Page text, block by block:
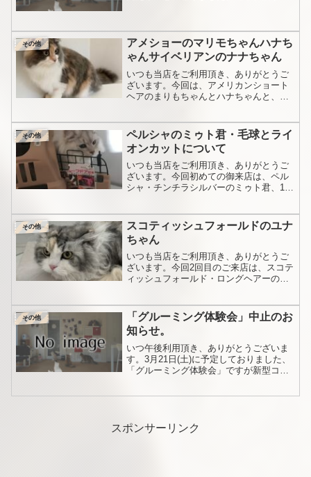
何度も購入しては買い替えるを繰り返し
てきました。当店のモデル...
その他
アメショーのマリモちゃんハナち
ゃんサイベリアンのナナちゃん
いつも当店をご利用頂き、ありがとうご
ざいます。今回は、アメリカンショート
ヘアのまりもちゃんとハナちゃんと、新
ゃんは、1歳の女の子です。ダイリュート
キャリコのきれいな子で...
その他
ペルシャのミゥト君・毛球とライ
オンカットについて
いつも当店をご利用頂き、ありがとうご
ざいます。今回初めての御来店は、ペル
シャ・チンチラシルバーのミゥト君、1歳
た。まだまだ仔猫ちゃんですね。表面は
毛並みが揃っていますので...
その他
スコティッシュフォールドのユナ
ちゃん
いつも当店をご利用頂き、ありがとうご
ざいます。今回2回目のご来店は、スコテ
ィッシュフォールド・ロングヘアーのユ
年ぶりの施術でしたが目立った毛玉も無
く、本当によくお手入れ...
その他
「グルーミング体験会」中止のお
知らせ。
いつ午後利用頂き、ありがとうございま
す。3月21日(土)に予定しておりました、
「グルーミング体験会」ですが新型コロ
スポンサーリンク